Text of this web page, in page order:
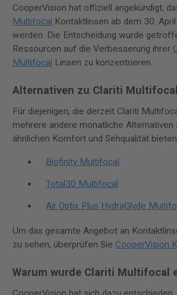
CooperVision hat offiziell angekündigt,
Multifocal
Kontaktlinsen ab dem 30.
werden. Die Entscheidung wurde
Ressourcen auf die Verbesserung ihrer
Multifocal
Linsen zu konzentrieren.
Alternativen zu Clariti Multifocal
Für diejenigen, die derzeit Clariti
mehrere andere monatliche Alternativen
ähnlichen Komfort und Sehqualität
Biofinity Multifocal
Total30 Multifocal
Air Optix Plus HydraGlyde
Um das gesamte Angebot an
zu sehen, überprüfen Sie CooperVision
Warum wurde Clariti Multifocal